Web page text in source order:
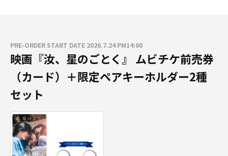
PRE-ORDER START DATE 2026.7.24 PM14:00
映画『汝、星のごとく』 ムビチケ前売券
（カード）＋限定ペアキーホルダー2種
セット